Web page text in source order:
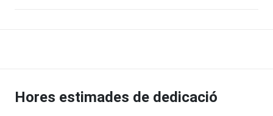
Hores estimades de dedicació